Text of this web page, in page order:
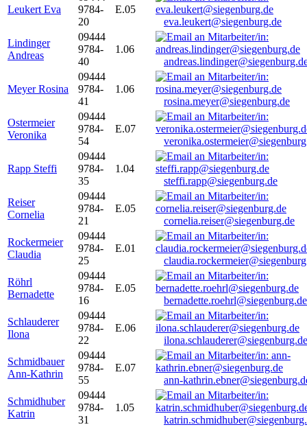
Leukert Eva
9784-
20
E.05
eva.leukert@siegenburg.de
Lindinger
Andreas
09444
9784-
40
1.06
Meyer Rosina
09444
9784-
41
1.06
rosina.meyer@siegenburg.de
Ostermeier
Veronika
09444
9784-
54
E.07
Rapp Steffi
09444
9784-
35
1.04
steffi.rapp@siegenburg.de
Reiser
Cornelia
09444
9784-
21
E.05
cornelia.reiser@siegenburg.de
Rockermeier
Claudia
09444
9784-
25
E.01
Röhrl
Bernadette
09444
9784-
16
E.05
bernadette.roehrl@siegenburg.de
Schlauderer
Ilona
09444
9784-
22
E.06
ilona.schlauderer@siegenburg.de
Schmidbauer
Ann-Kathrin
09444
9784-
55
E.07
ann-
Schmidhuber
Katrin
09444
9784-
31
1.05